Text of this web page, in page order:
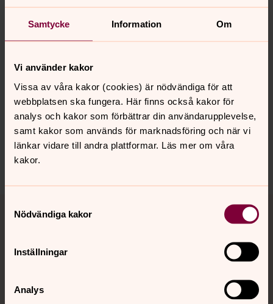
Samtycke Information Om
Vi använder kakor
Vissa av våra kakor (cookies) är nödvändiga för att
webbplatsen ska fungera. Här finns också kakor för
analys och kakor som förbättrar din användarupplevelse,
samt kakor som används för marknadsföring och när vi
länkar vidare till andra plattformar. Läs mer om våra
kakor.
Nödvändiga kakor
Inställningar
Analys
som tidigare arbetat i Nora församling
Anders Larm - bas, gitarr. Frilansande musiker boende i
Sala.
Synpunkter eller frågor på sidans
innehåll?
nora.tarnsjo.forsamling@svenskakyrkan.se
Dela
Kontakt